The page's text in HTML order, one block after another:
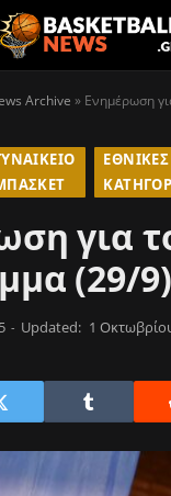
Archive » Ενημέρωση
ΕΘΝΙΚΈΣ
για
(29/9)
Updated: 1